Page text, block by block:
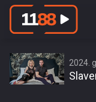
Žanna
2024.